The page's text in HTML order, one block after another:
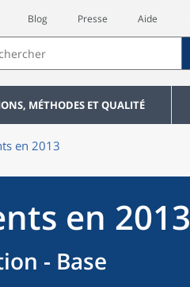
Blog Presse Aide
MÉTHODES ET QUALITÉ
en 2013
en 2013
- Base